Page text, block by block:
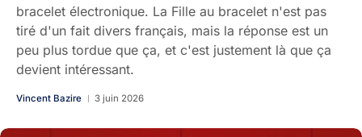
bracelet électronique. La Fille au bracelet n'est pas
tiré d'un fait divers français, mais la réponse est un
peu plus tordue que ça, et c'est justement là que ça
devient intéressant.
Vincent Bazire 3 juin 2026